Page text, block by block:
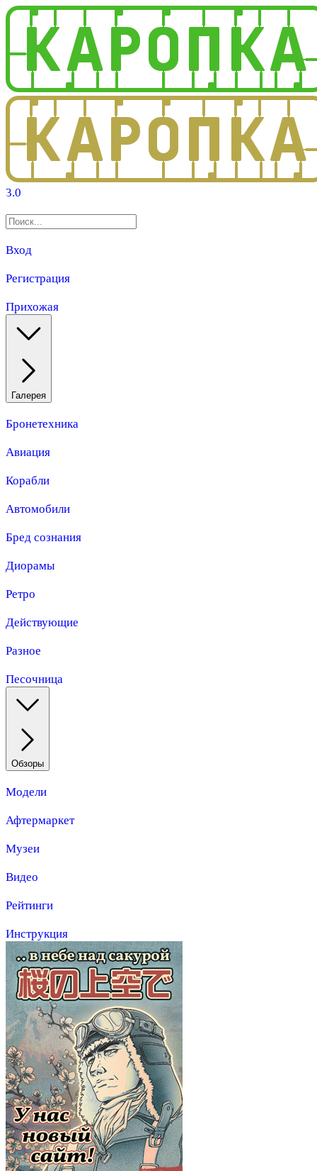
3.0
Вход
Регистрация
Прихожая
Галерея
Бронетехника
Авиация
Корабли
Автомобили
Бред сознания
Диорамы
Ретро
Действующие
Разное
Песочница
Обзоры
Модели
Афтермаркет
Музеи
Видео
Рейтинги
Инструкция